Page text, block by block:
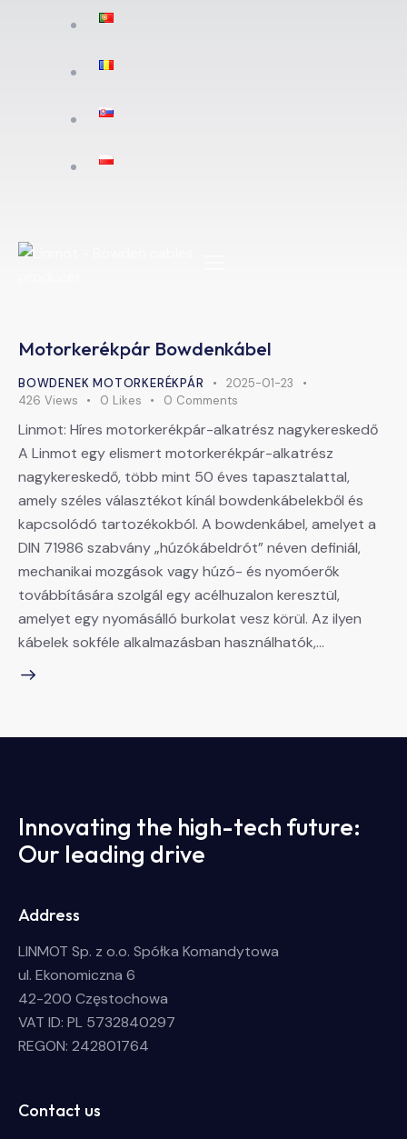
Motorkerékpár Bowdenkábel
BOWDENEK MOTORKERÉKPÁR
2025-01-23
426 Views 0 Likes 0 Comments
Linmot: Híres motorkerékpár-alkatrész nagykereskedő
A Linmot egy elismert motorkerékpár-alkatrész
nagykereskedő, több mint 50 éves tapasztalattal,
amely széles választékot kínál bowdenkábelekből és
kapcsolódó tartozékokból. A bowdenkábel, amelyet a
DIN 71986 szabvány „húzókábeldrót” néven definiál,
mechanikai mozgások vagy húzó- és nyomóerők
továbbítására szolgál egy acélhuzalon keresztül,
amelyet egy nyomásálló burkolat vesz körül. Az ilyen
kábelek sokféle alkalmazásban használhatók,…
Innovating the high-tech future:
Our leading drive
Address
LINMOT Sp. z o.o. Spółka Komandytowa
ul. Ekonomiczna 6
42-200 Częstochowa
VAT ID: PL 5732840297
REGON: 242801764
Contact us